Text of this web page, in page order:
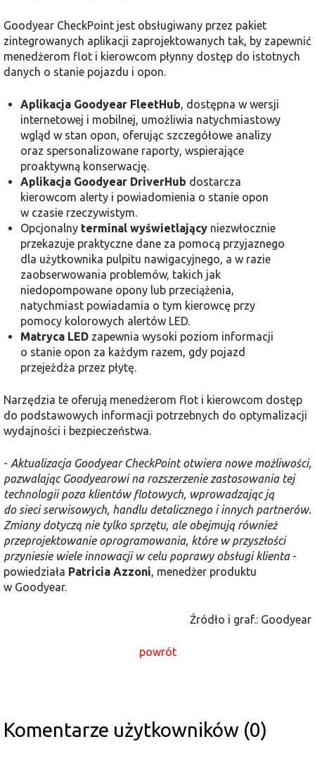
Goodyear CheckPoint jest obsługiwany przez pakiet
zintegrowanych aplikacji zaprojektowanych tak, by zapewnić
menedżerom flot i kierowcom płynny dostęp do istotnych
danych o stanie pojazdu i opon.
Aplikacja Goodyear FleetHub, dostępna w wersji
internetowej i mobilnej, umożliwia natychmiastowy
wgląd w stan opon, oferując szczegółowe analizy
oraz spersonalizowane raporty, wspierające
proaktywną konserwację.
Aplikacja Goodyear DriverHub dostarcza
kierowcom alerty i powiadomienia o stanie opon
w czasie rzeczywistym.
Opcjonalny terminal wyświetlający niezwłocznie
przekazuje praktyczne dane za pomocą przyjaznego
dla użytkownika pulpitu nawigacyjnego, a w razie
zaobserwowania problemów, takich jak
niedopompowane opony lub przeciążenia,
natychmiast powiadamia o tym kierowcę przy
pomocy kolorowych alertów LED.
Matryca LED zapewnia wysoki poziom informacji
o stanie opon za każdym razem, gdy pojazd
przejeżdża przez płytę.
Narzędzia te oferują menedżerom flot i kierowcom dostęp
do podstawowych informacji potrzebnych do optymalizacji
wydajności i bezpieczeństwa.
- Aktualizacja Goodyear CheckPoint otwiera nowe możliwości,
pozwalając Goodyearowi na rozszerzenie zastosowania tej
technologii poza klientów flotowych, wprowadzając ją
do sieci serwisowych, handlu detalicznego i innych partnerów.
Zmiany dotyczą nie tylko sprzętu, ale obejmują również
przeprojektowanie oprogramowania, które w przyszłości
przyniesie wiele innowacji w celu poprawy obsługi klienta-
powiedziała Patricia Azzoni, menedżer produktu
w Goodyear.
Źródło i graf.: Goodyear
powrót
Komentarze użytkowników (0)